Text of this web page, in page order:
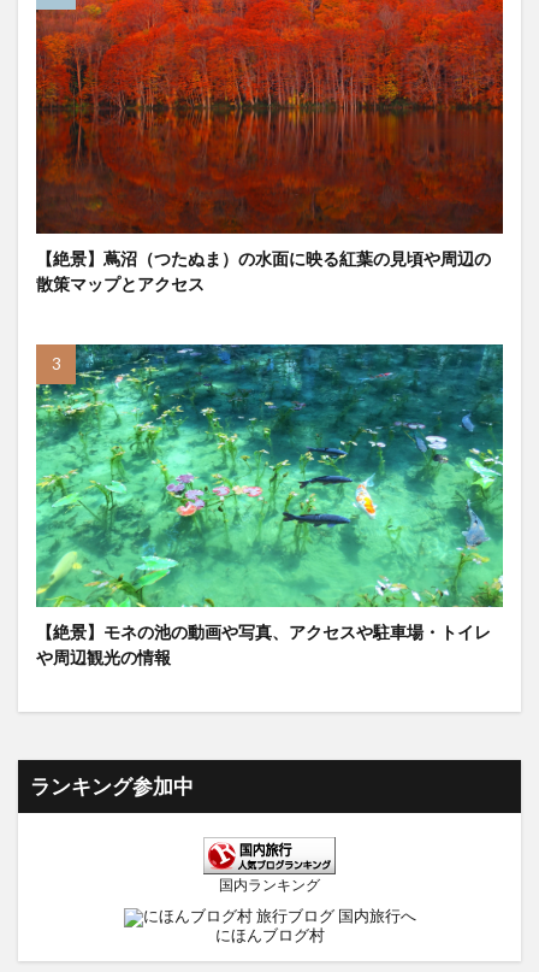
【絶景】蔦沼（つたぬま）の水面に映る紅葉の見頃や周辺の
散策マップとアクセス
【絶景】モネの池の動画や写真、アクセスや駐車場・トイレ
や周辺観光の情報
ランキング参加中
国内ランキング
にほんブログ村